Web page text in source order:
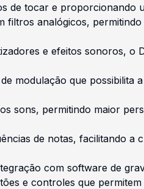
de tocar e proporcionando
filtros analógicos,
e efeitos sonoros, o
modulação que possibilita
sons, permitindo maior
de notas, facilitando a
com software de
e controles que